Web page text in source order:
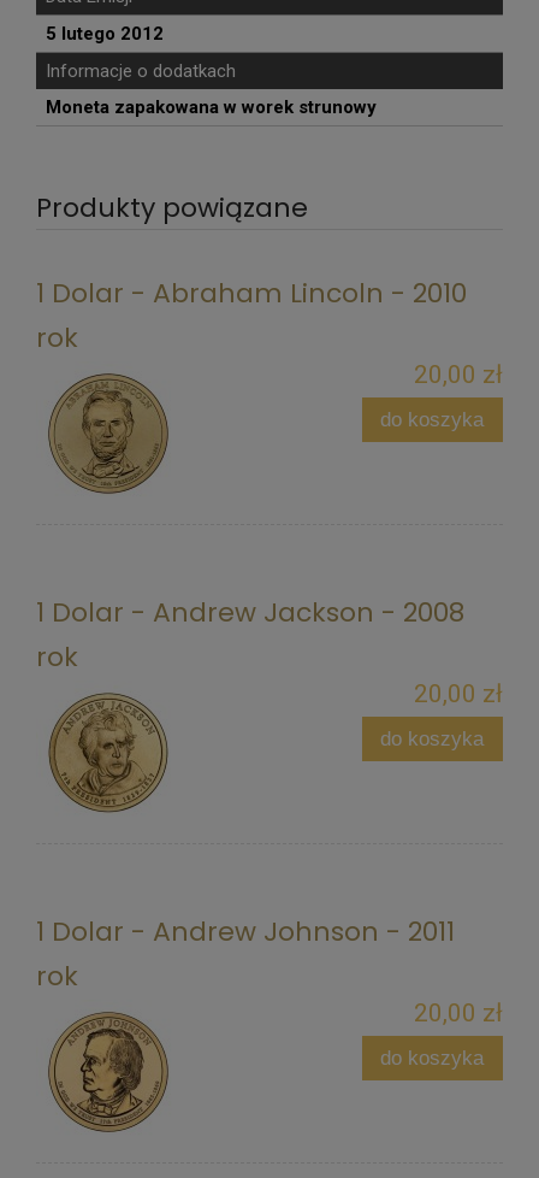
5 lutego 2012
Informacje o dodatkach
Moneta zapakowana w worek strunowy
Produkty powiązane
1 Dolar - Abraham Lincoln - 2010
rok
20,00 zł
do koszyka
1 Dolar - Andrew Jackson - 2008
rok
20,00 zł
do koszyka
1 Dolar - Andrew Johnson - 2011
rok
20,00 zł
do koszyka